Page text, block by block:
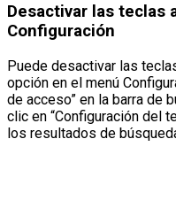
Desactivar las teclas
Configuración
Puede desactivar las
opción en el menú
de acceso” en la barra de
clic en “Configuración del
los resultados de